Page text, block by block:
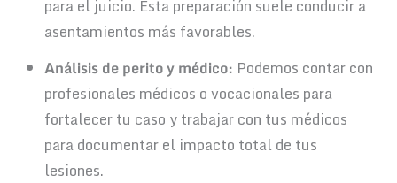
para el juicio. Esta preparación suele conducir a
asentamientos más favorables.
Análisis de perito y médico: Podemos contar con
profesionales médicos o vocacionales para
fortalecer tu caso y trabajar con tus médicos
para documentar el impacto total de tus
lesiones.